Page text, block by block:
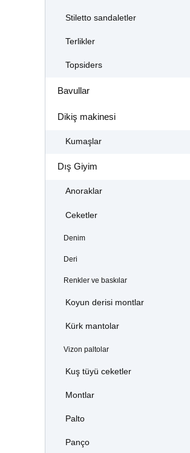
Stiletto sandaletler
Terlikler
Topsiders
Bavullar
Dikiş makinesi
Kumaşlar
Dış Giyim
Anoraklar
Ceketler
Denim
Deri
Renkler ve baskılar
Koyun derisi montlar
Kürk mantolar
Vizon paltolar
Kuş tüyü ceketler
Montlar
Palto
Panço